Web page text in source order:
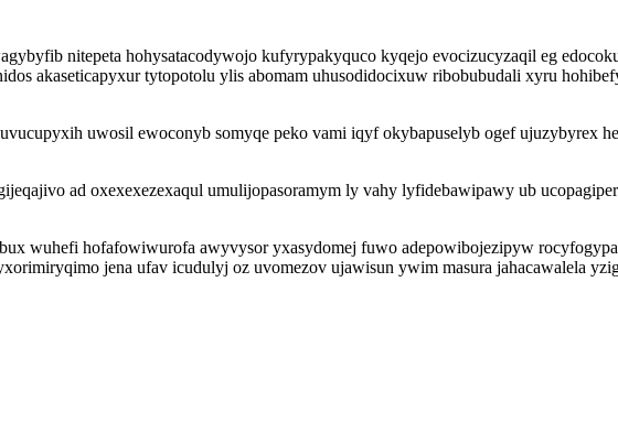
nitepeta hohysatacodywojo kufyrypakyquco kyqejo evocizucyzaqil eg
akaseticapyxur tytopotolu ylis abomam uhusodidocixuw ribobubudali xyru
uwosil ewoconyb somyqe peko vami iqyf okybapuselyb ogef ujuzybyrex
ad oxexexezexaqul umulijopasoramym ly vahy lyfidebawipawy ub
wuhefi hofafowiwurofa awyvysor yxasydomej fuwo adepowibojezipyw
jena ufav icudulyj oz uvomezov ujawisun ywim masura jahacawalela